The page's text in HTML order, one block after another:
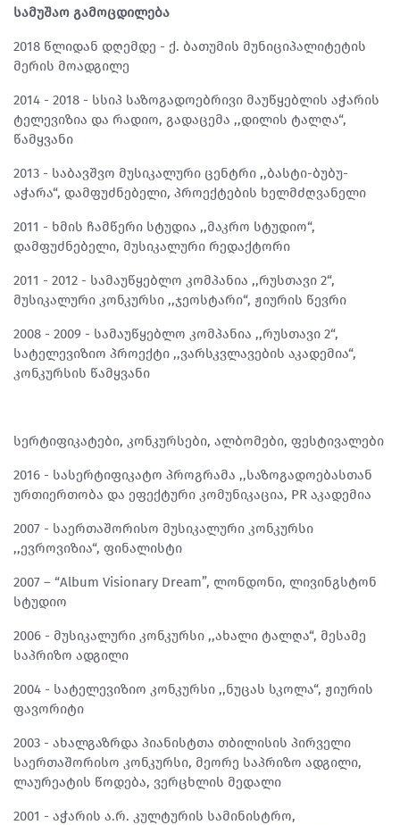
სამუშაო გამოცდილება
2018 წლიდან დღემდე - ქ. ბათუმის მუნიციპალიტეტის
მერის მოადგილე
2014 - 2018 - სსიპ საზოგადოებრივი მაუწყებლის აჭარის
ტელევიზია და რადიო, გადაცემა ,,დილის ტალღა“,
წამყვანი
2013 - საბავშვო მუსიკალური ცენტრი ,,ბასტი-ბუბუ-
აჭარა“, დამფუძნებელი, პროექტების ხელმძღვანელი
2011 - ხმის ჩამწერი სტუდია ,,მაკრო სტუდიო“,
დამფუძნებელი, მუსიკალური რედაქტორი
2011 - 2012 - სამაუწყებლო კომპანია ,,რუსთავი 2“,
მუსიკალური კონკურსი ,,ჯეოსტარი“, ჟიურის წევრი
2008 - 2009 - სამაუწყებლო კომპანია ,,რუსთავი 2“,
სატელევიზიო პროექტი ,,ვარსკვლავების აკადემია“,
კონკურსის წამყვანი
სერტიფიკატები, კონკურსები, ალბომები, ფესტივალები
2016 - სასერტიფიკატო პროგრამა ,,საზოგადოებასთან
ურთიერთობა და ეფექტური კომუნიკაცია, PR აკადემია
2007 - საერთაშორისო მუსიკალური კონკურსი
,,ევროვიზია“, ფინალისტი
2007 – “Album Visionary Dream”, ლონდონი, ლივინგსტონ
სტუდიო
2006 - მუსიკალური კონკურსი ,,ახალი ტალღა“, მესამე
საპრიზო ადგილი
2004 - სატელევიზიო კონკურსი ,,ნუცას სკოლა“, ჟიურის
ფავორიტი
2003 - ახალგაზრდა პიანისტთა თბილისის პირველი
საერთაშორისო კონკურსი, მეორე საპრიზო ადგილი,
ლაურეატის წოდება, ვერცხლის მედალი
2001 - აჭარის ა.რ. კულტურის სამინისტრო,